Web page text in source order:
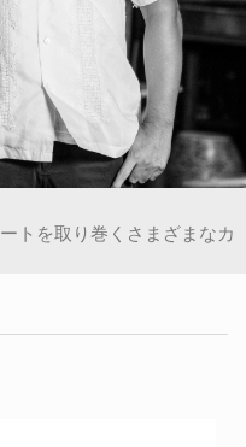
トを取り巻くさまざまなカ